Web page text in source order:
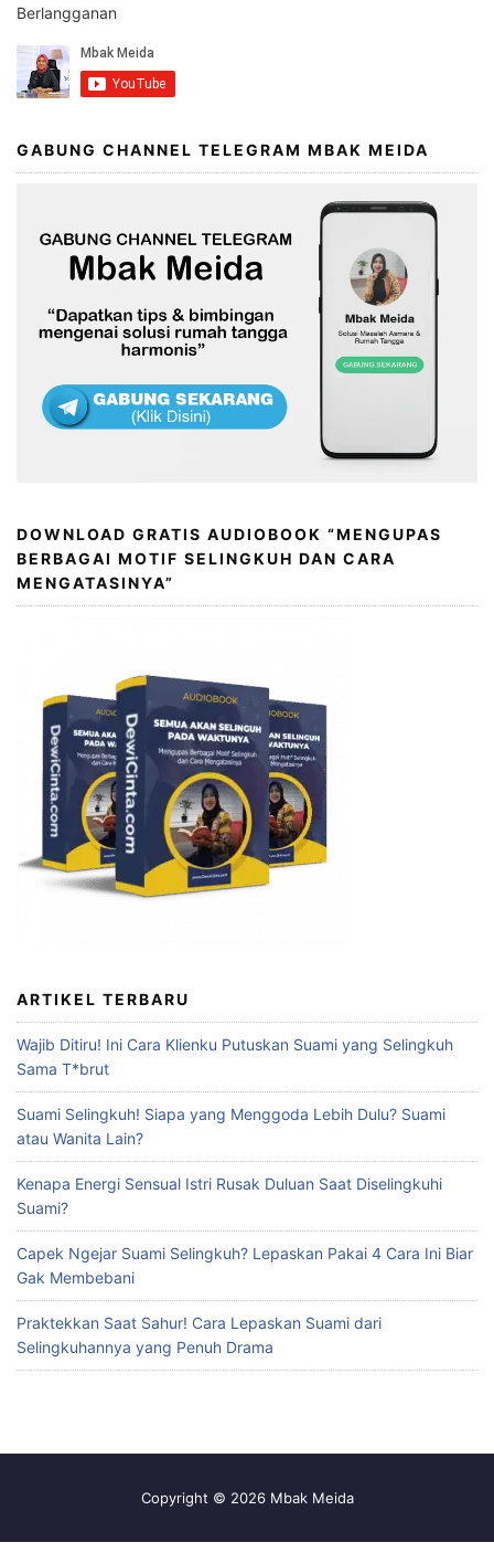
Berlangganan
GABUNG CHANNEL TELEGRAM MBAK MEIDA
DOWNLOAD GRATIS AUDIOBOOK “MENGUPAS
BERBAGAI MOTIF SELINGKUH DAN CARA
MENGATASINYA”
ARTIKEL TERBARU
Wajib Ditiru! Ini Cara Klienku Putuskan Suami yang Selingkuh
Sama T*brut
Suami Selingkuh! Siapa yang Menggoda Lebih Dulu? Suami
atau Wanita Lain?
Kenapa Energi Sensual Istri Rusak Duluan Saat Diselingkuhi
Suami?
Capek Ngejar Suami Selingkuh? Lepaskan Pakai 4 Cara Ini Biar
Gak Membebani
Praktekkan Saat Sahur! Cara Lepaskan Suami dari
Selingkuhannya yang Penuh Drama
Copyright © 2026 Mbak Meida